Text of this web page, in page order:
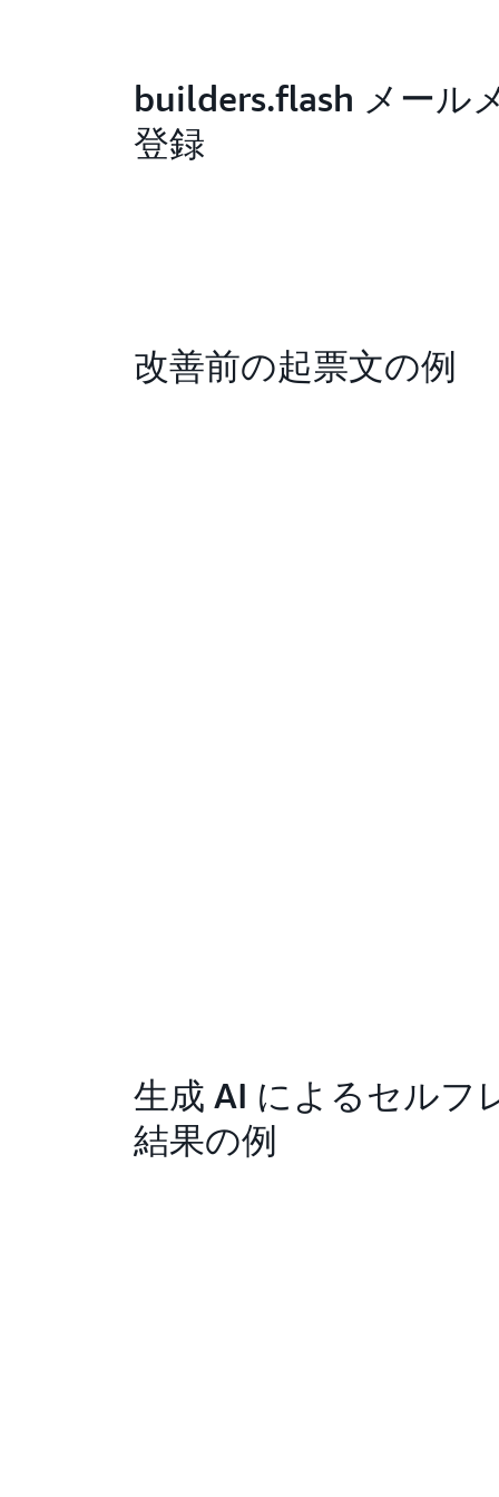
builders.flash メール
登録
改善前の起票文の例
生成 AI によるセルフ
結果の例